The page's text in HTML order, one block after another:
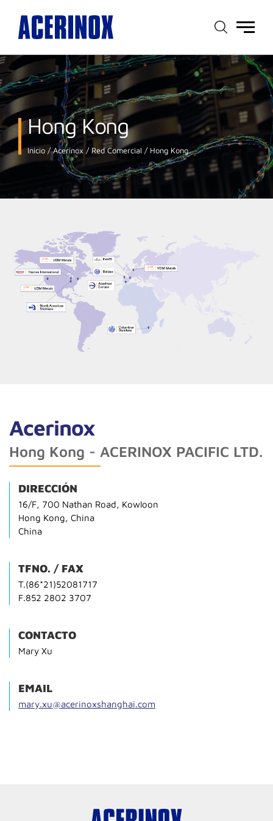
Menú
Hong Kong
Inicio Acerinox Red Comercial Hong Kong
Acerinox
Hong Kong - ACERINOX PACIFIC LTD.
DIRECCIÓN
16/F, 700 Nathan Road, Kowloon
Hong Kong, China
China
TFNO. / FAX
T.(86*21)52081717
F.852 2802 3707
CONTACTO
Mary Xu
EMAIL
mary.xu@acerinoxshanghai.com